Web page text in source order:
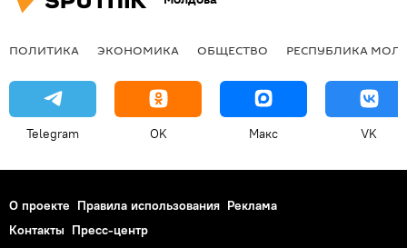
ПОЛИТИКА ЭКОНОМИКА ОБЩЕСТВО РЕСПУБЛИКА
Telegram OK Макс VK
О проекте Правила использования Реклама
Контакты Пресс-центр